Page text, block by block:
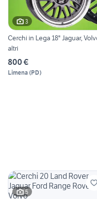
3
Cerchi in Lega 18" Jaguar,
altri
800 €
Limena (PD)
5